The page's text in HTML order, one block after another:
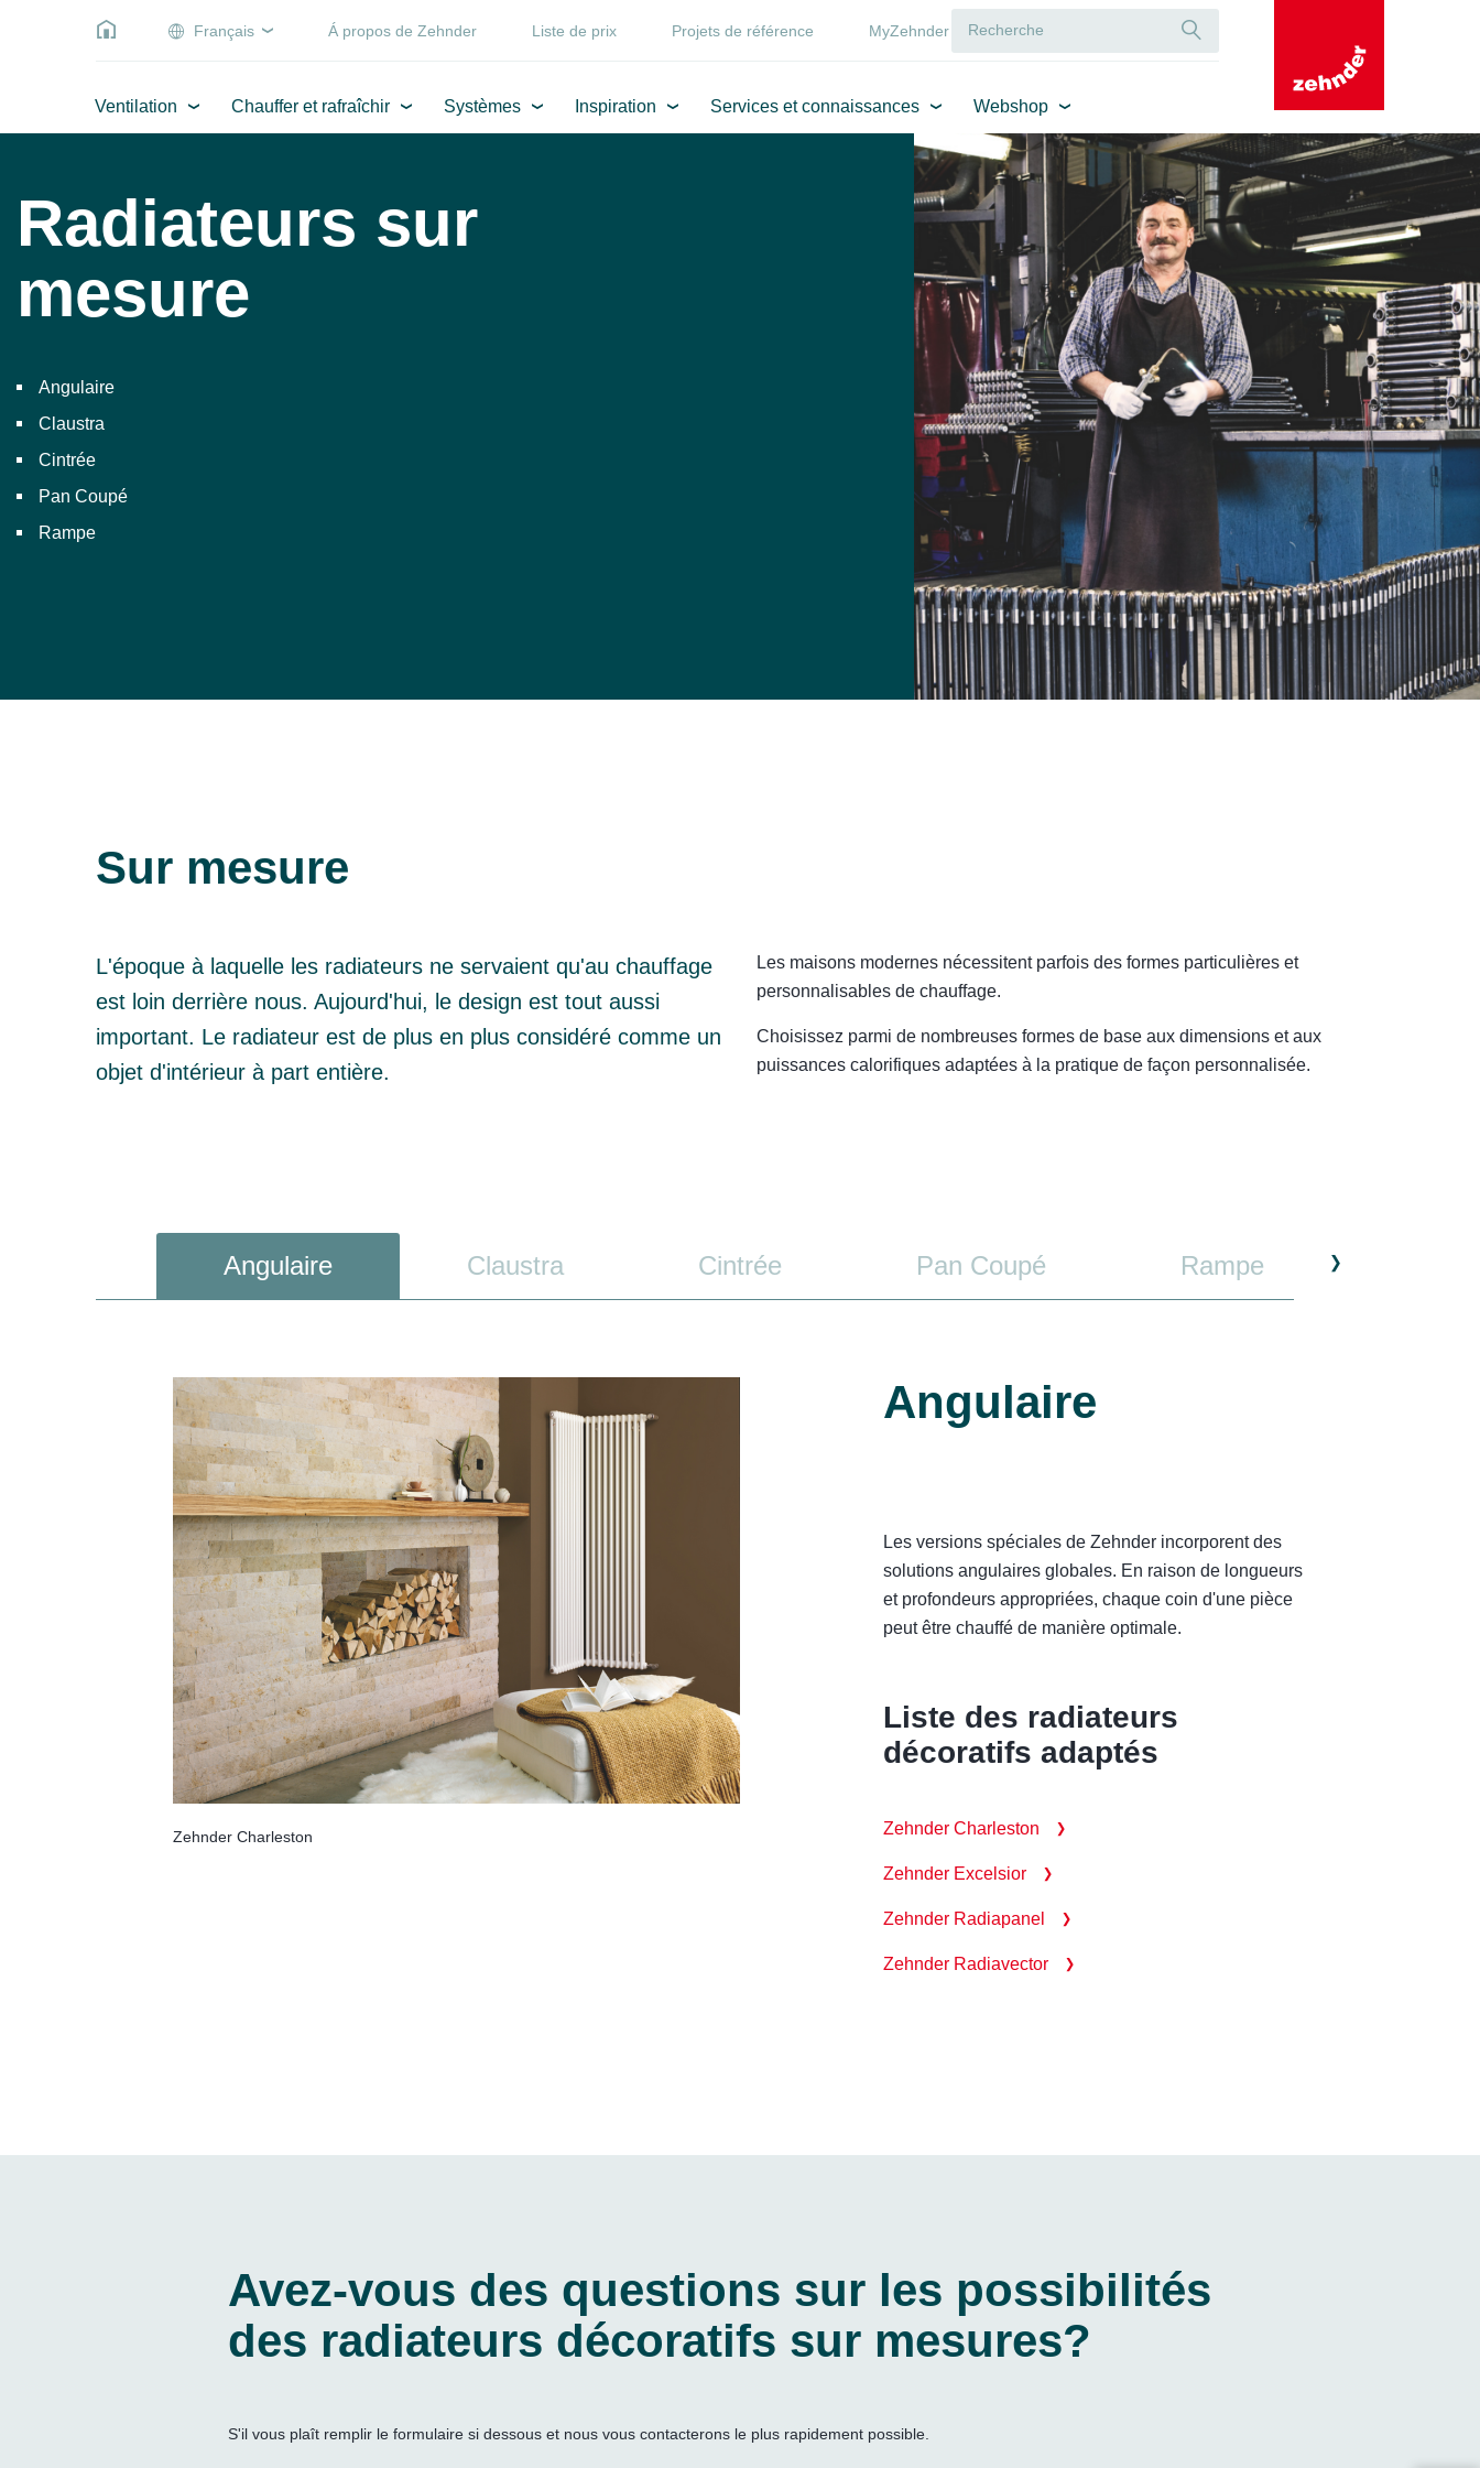
Français Á propos de Zehnder Liste de prix Projets de référence MyZehnder
Ventilation Chauffer et rafraîchir Systèmes Inspiration Services et connaissances Webshop
Radiateurs sur
mesure
Angulaire
Claustra
Cintrée
Pan Coupé
Rampe
Sur mesure
L'époque à laquelle les radiateurs ne servaient qu'au chauffage
est loin derrière nous. Aujourd'hui, le design est tout aussi
important. Le radiateur est de plus en plus considéré comme un
objet d'intérieur à part entière.
Les maisons modernes nécessitent parfois des formes particulières et
personnalisables de chauffage.
Choisissez parmi de nombreuses formes de base aux dimensions et aux
puissances calorifiques adaptées à la pratique de façon personnalisée.
Angulaire Claustra Cintrée Pan Coupé Rampe
Angulaire
Les versions spéciales de Zehnder incorporent des
solutions angulaires globales. En raison de longueurs
et profondeurs appropriées, chaque coin d'une pièce
peut être chauffé de manière optimale.
Liste des radiateurs
décoratifs adaptés
Zehnder Charleston
Zehnder Excelsior
Zehnder Radiapanel
Zehnder Radiavector
Zehnder Charleston
Avez-vous des questions sur les possibilités
des radiateurs décoratifs sur mesures?
S'il vous plaît remplir le formulaire si dessous et nous vous contacterons le plus rapidement possible.